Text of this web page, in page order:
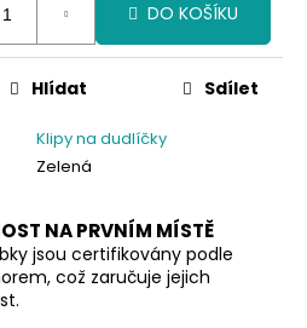
DO KOŠÍKU
Klipy na dudlíčky
Zelená
Hlídat Sdílet
NA PRVNÍM MÍSTĚ
jsou certifikovány podle
což zaručuje jejich